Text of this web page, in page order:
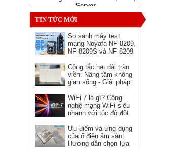
Server
Giá: Liên hệ
Ổ cắm HDMI âm tường hình
Giá: 150,000 VNĐ
TIN TỨC MỚI
So sánh máy test
mạng Noyafa NF-8209,
NF-8209S và NF-8209
bản nào?
Công tắc hạt dài tràn
viền: Nâng tầm không
gian sống - Giải pháp
hiện đại
WiFi 7 là gì? Công
nghệ mạng WiFi siêu
nhanh với tốc độ đột
Ưu điểm và ứng dụng
của ổ điện âm sàn:
Hướng dẫn chọn lựa